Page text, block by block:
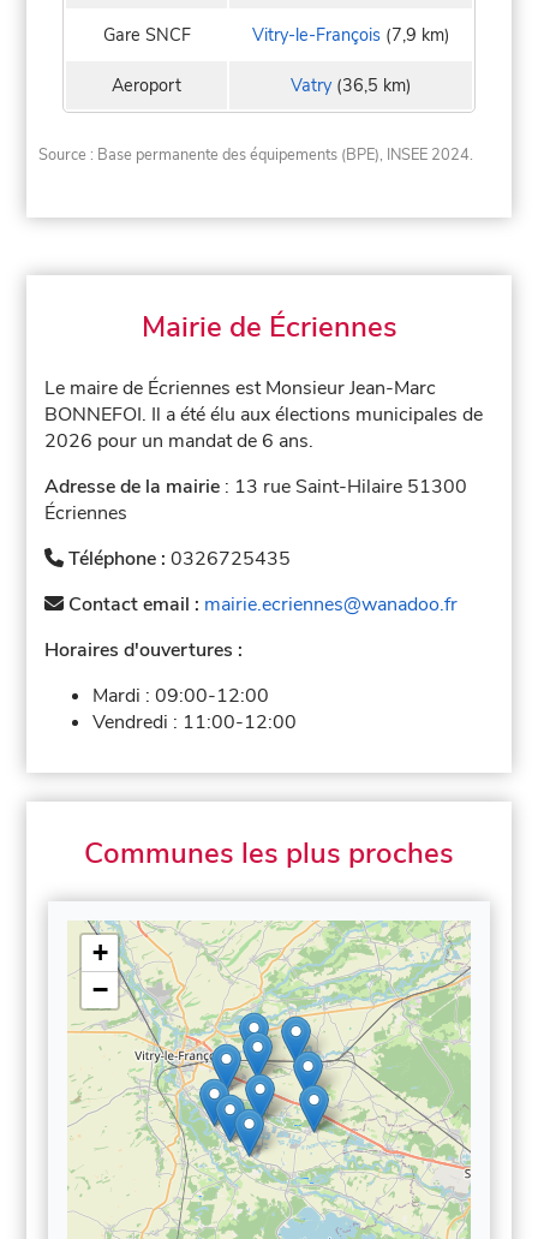
Gare SNCF Vitry-le-François(7,9 km)
Aeroport Vatry(36,5 km)
Source : Base permanente des équipements (BPE), INSEE 2024.
Mairie de Écriennes
Le maire de Écriennes est Monsieur Jean-Marc
BONNEFOI. Il a été élu aux élections municipales de
2026 pour un mandat de 6 ans.
Adresse de la mairie : 13 rue Saint-Hilaire 51300
Écriennes
Téléphone :0326725435
Contact email : mairie.ecriennes@wanadoo.fr
Horaires d'ouvertures :
Mardi :09:00-12:00
Vendredi : 11:00-12:00
Communes les plus proches
+
−